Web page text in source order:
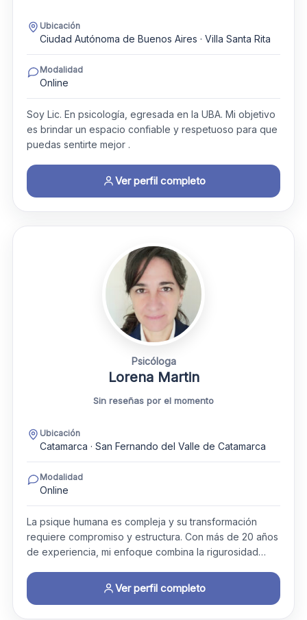
Ubicación
Ciudad Autónoma de Buenos Aires · Villa Santa Rita
Modalidad
Online
Soy Lic. En psicología, egresada en la UBA. Mi objetivo
es brindar un espacio confiable y respetuoso para que
puedas sentirte mejor .
Ver perfil completo
Psicóloga
Lorena Martin
Sin reseñas por el momento
Ubicación
Catamarca · San Fernando del Valle de Catamarca
Modalidad
Online
La psique humana es compleja y su transformación
requiere compromiso y estructura. Con más de 20 años
de experiencia, mi enfoque combina la rigurosidad…
Ver perfil completo